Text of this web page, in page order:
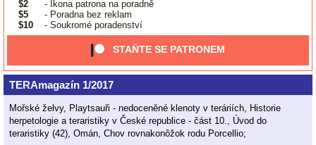
$2
- Ikona patrona na poradně
$5
- Poradna bez reklam
$10
- Soukromé poradenství
STAŇTE SE PATRONEM
TERAmagazín 1/2017
Mořské želvy, Playtsauři - nedoceněné klenoty v teráriích, Historie
herpetologie a teraristiky v České republice - část 10., Úvod do
teraristiky (42), Omán, Chov rovnakonôžok rodu Porcellio;